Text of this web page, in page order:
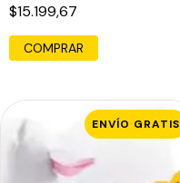
$15.199,67
ENVÍO GRATIS